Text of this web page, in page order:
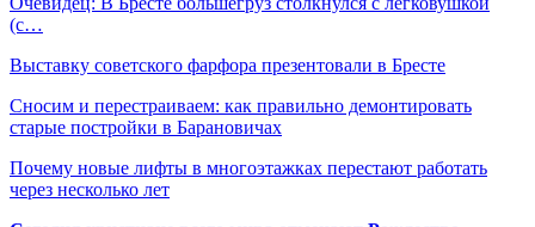
(с…
Выставку советского фарфора презентовали в Бресте
Сносим и перестраиваем: как правильно демонтировать
старые постройки в Барановичах
Почему новые лифты в многоэтажках перестают работать
через несколько лет